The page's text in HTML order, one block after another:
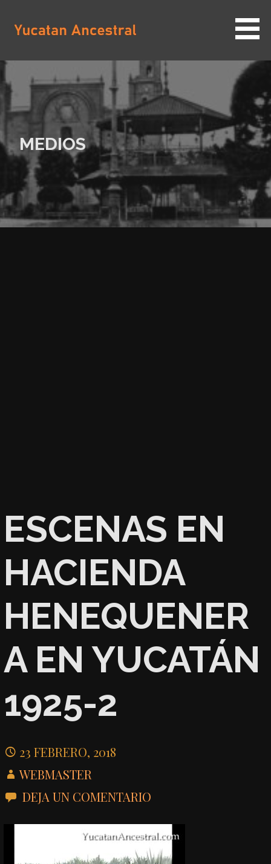
contenido
YUCATAN ANCESTRAL
MEDIOS
ESCENAS EN
HACIENDA
HENEQUENER
A EN YUCATÁN
1925-2
23 FEBRERO, 2018
WEBMASTER
DEJA UN COMENTARIO